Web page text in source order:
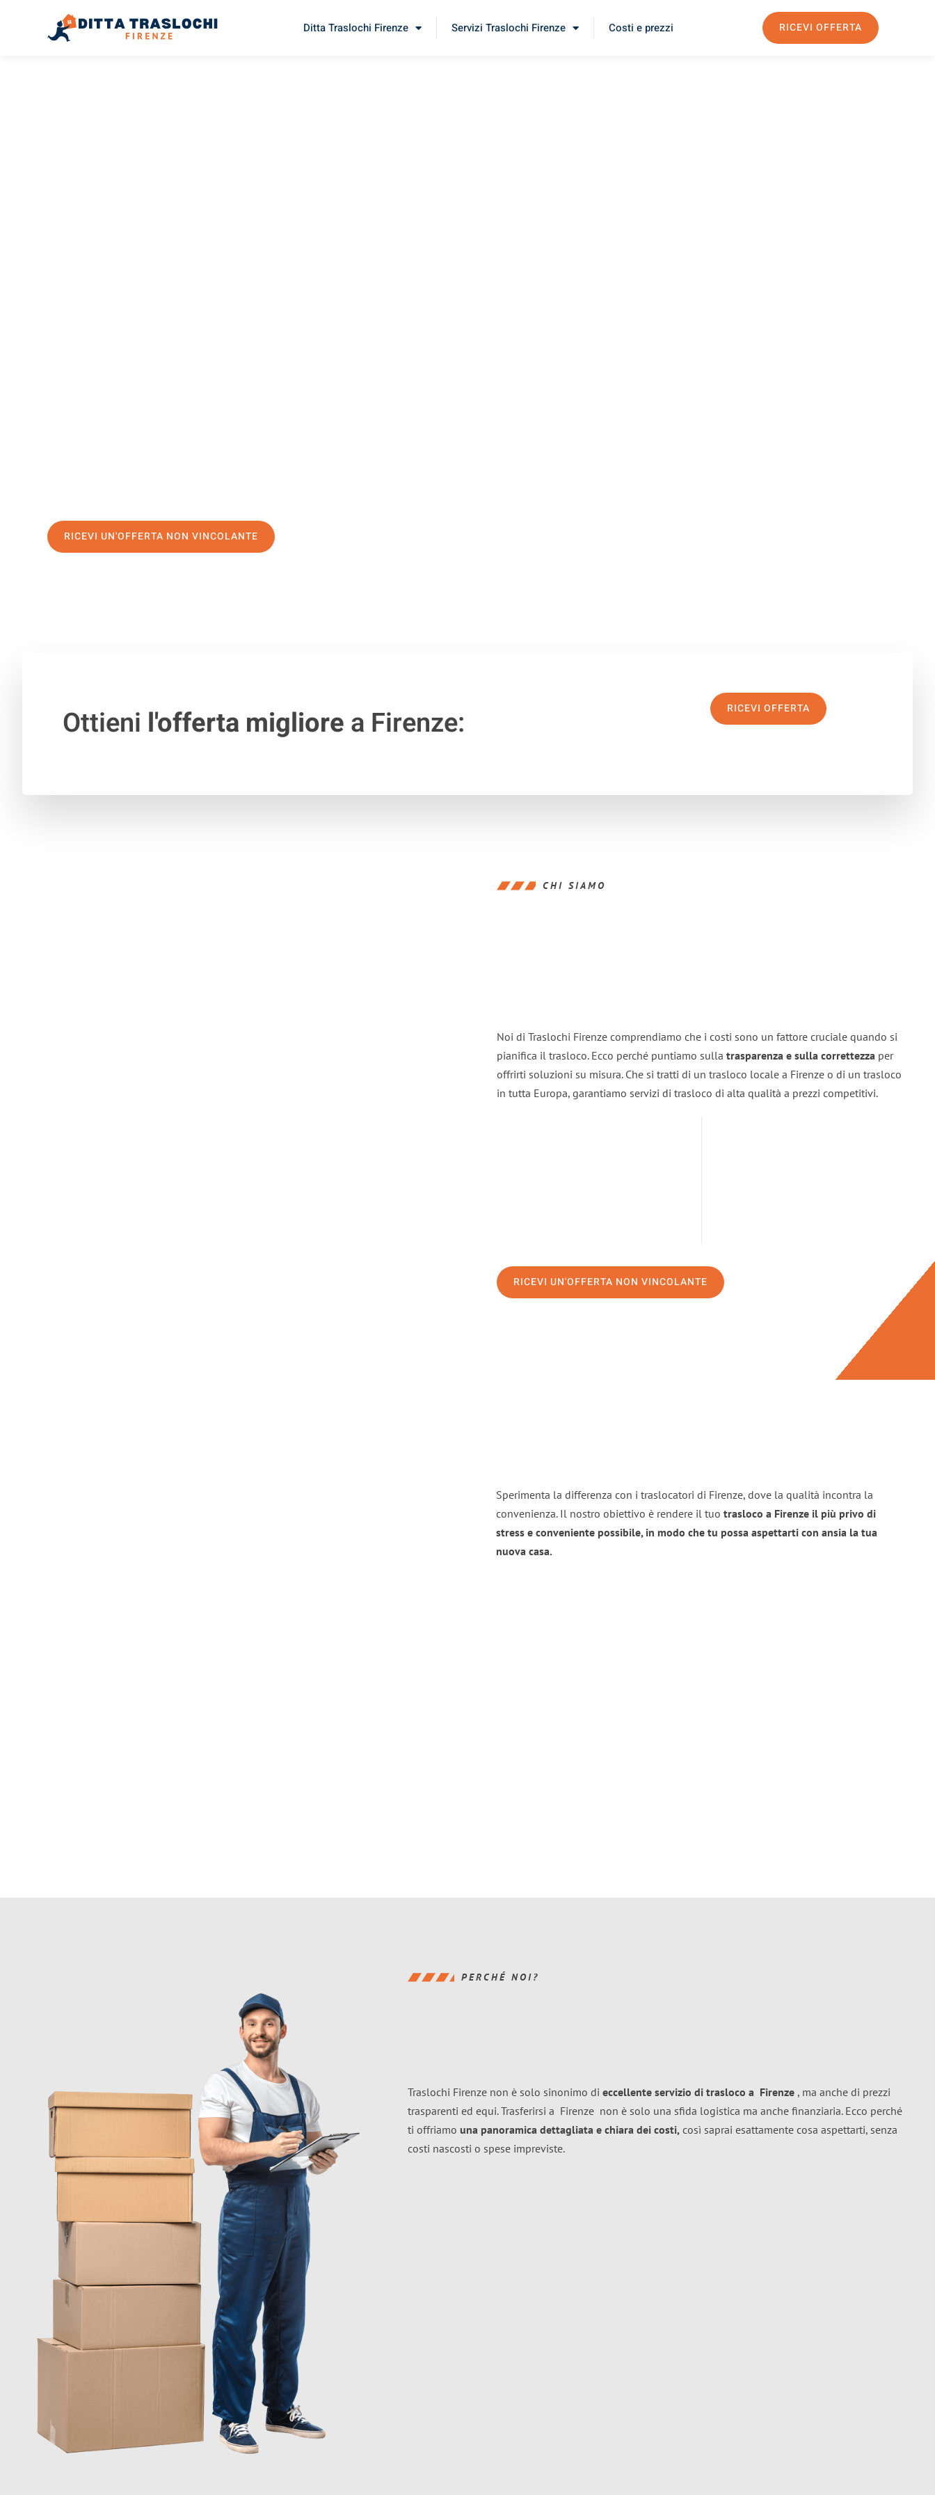
Ditta Traslochi Firenze Servizi Traslochi Firenze Costi e prezzi RICEVI OFFERTA
RICEVI UN'OFFERTA NON VINCOLANTE
Ottieni l'offerta migliorea Firenze: RICEVI OFFERTA
CHI SIAMO
Noi di Traslochi Firenze comprendiamo che i costi sono un fattore cruciale quando si
pianifica il trasloco. Ecco perché puntiamo sulla trasparenza e sulla correttezza per
offrirti soluzioni su misura. Che si tratti di un trasloco locale a Firenze o di un trasloco
in tutta Europa, garantiamo servizi di trasloco di alta qualità a prezzi competitivi.
RICEVI UN'OFFERTA NON VINCOLANTE
Sperimenta la differenza con i traslocatori di Firenze, dove la qualità incontra la
convenienza. Il nostro obiettivo è rendere il tuo trasloco a Firenze il più privo di
stress e conveniente possibile, in modo che tu possa aspettarti con ansia la tua
nuova casa.
PERCHÉ NOI?
Traslochi Firenze non è solo sinonimo di eccellente servizio di trasloco a Firenze , ma anche di prezzi
trasparenti ed equi. Trasferirsi a Firenze non è solo una sfida logistica ma anche finanziaria. Ecco perché
ti offriamo una panoramica dettagliata e chiara dei costi, così saprai esattamente cosa aspettarti, senza
costi nascosti o spese impreviste.